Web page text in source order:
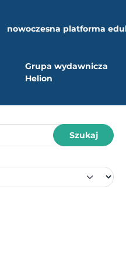
nowoczesna platforma
Grupa wydawnicza
Helion
Szukaj